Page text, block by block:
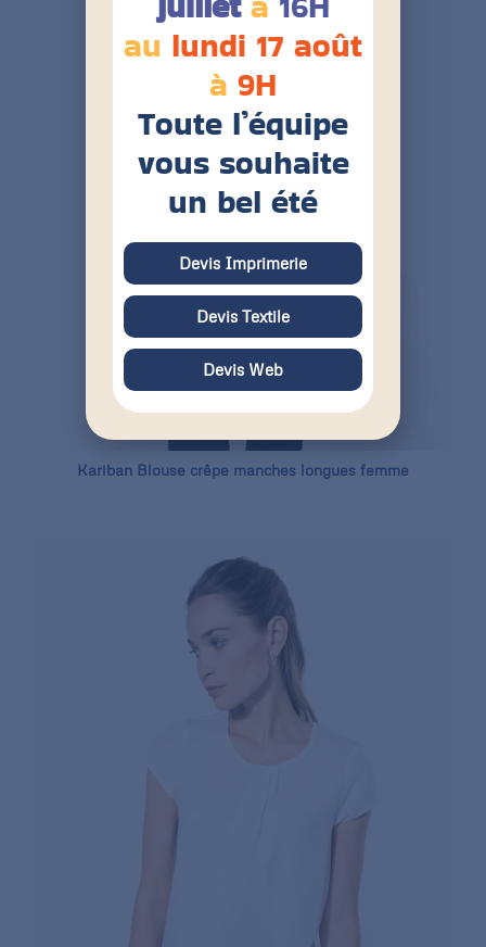
Kariban Blouse crêpe manches longues femme
au lundi 17 août
à 9H
Toute l’équipe
vous souhaite
un bel été
Devis Imprimerie
Devis Textile
Devis Web